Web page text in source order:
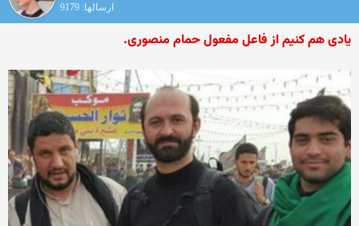
ارسالها: 9179
یادی هم کنیم از فاعل مفعول حمام منصوری.‌